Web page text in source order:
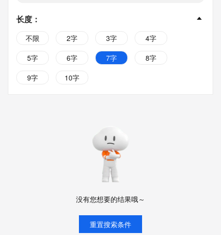
长度 ：
不限 2字 3字
4字
5字
6字 7字
8字
9字
10字
没有您想要的结果哦～
重置搜索条件